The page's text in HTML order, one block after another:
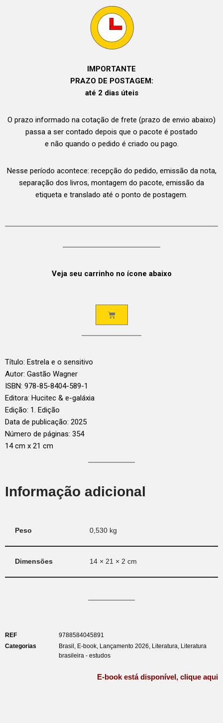
IMPORTANTE
PRAZO DE POSTAGEM:
até 2 dias úteis
O prazo informado na cotação de frete (prazo de envio abaixo)
passa a ser contado depois que o pacote é postado
e não quando o pedido é criado ou pago.
Nesse período acontece: recepção do pedido, emissão da nota,
separação dos livros, montagem do pacote, emissão da
etiqueta e translado até o ponto de postagem.
Veja seu carrinho no ícone abaixo
Título: Estrela e o sensitivo
Autor: Gastão Wagner
ISBN: 978-85-8404-589-1
Editora: Hucitec & e-galáxia
Edição: 1. Edição
Data de publicação: 2025
Número de páginas: 354
14 cm x 21 cm
Informação adicional
Peso 0,530 kg
Dimensões 14 × 21 × 2 cm
REF
9788584045891
Categorias
Brasil , E-book, Lançamento 2026, Literatura, Literatura
brasileira - estudos
E-book está disponível, clique aqui